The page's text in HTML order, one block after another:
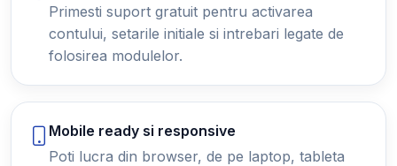
Primesti suport gratuit pentru activarea
contului, setarile initiale si intrebari legate de
folosirea modulelor.
Mobile ready si responsive
Poti lucra din browser, de pe laptop, tableta